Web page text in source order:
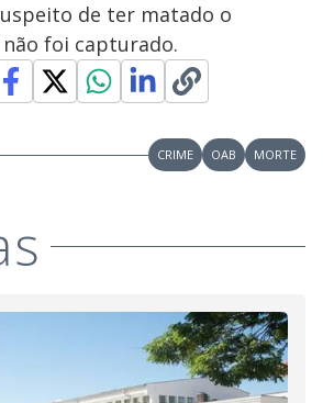
de ter matado o
foi capturado.
CRIME OAB MORTE